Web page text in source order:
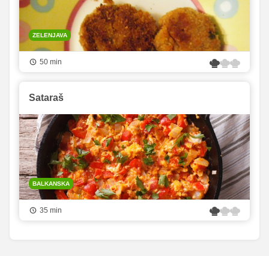
ZELENJAVA
50 min
Sataraš
BALKANSKA
35 min